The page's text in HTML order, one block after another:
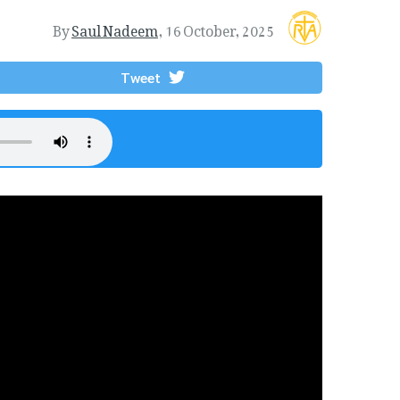
BySaul Nadeem,16 October, 2025
Tweet